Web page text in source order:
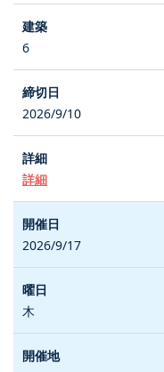
6
2026/9/10
詳細
2026/9/17
木